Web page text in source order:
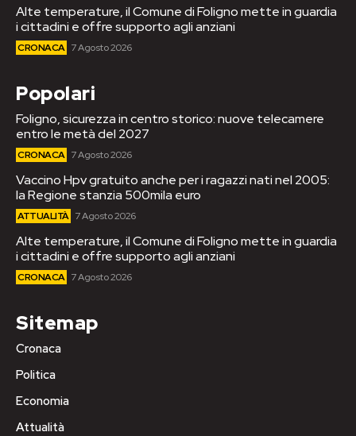
Alte temperature, il Comune di Foligno mette in guardia
i cittadini e offre supporto agli anziani
CRONACA 7 Agosto 2026
Popolari
Foligno, sicurezza in centro storico: nuove telecamere
entro le metà del 2027
CRONACA 7 Agosto 2026
Vaccino Hpv gratuito anche per i ragazzi nati nel 2005:
la Regione stanzia 500mila euro
ATTUALITÀ 7 Agosto 2026
Alte temperature, il Comune di Foligno mette in guardia
i cittadini e offre supporto agli anziani
CRONACA 7 Agosto 2026
Sitemap
Cronaca
Politica
Economia
Attualità